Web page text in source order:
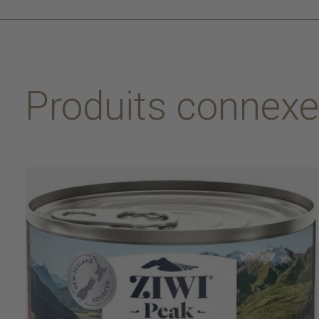
Produits
Carousel items